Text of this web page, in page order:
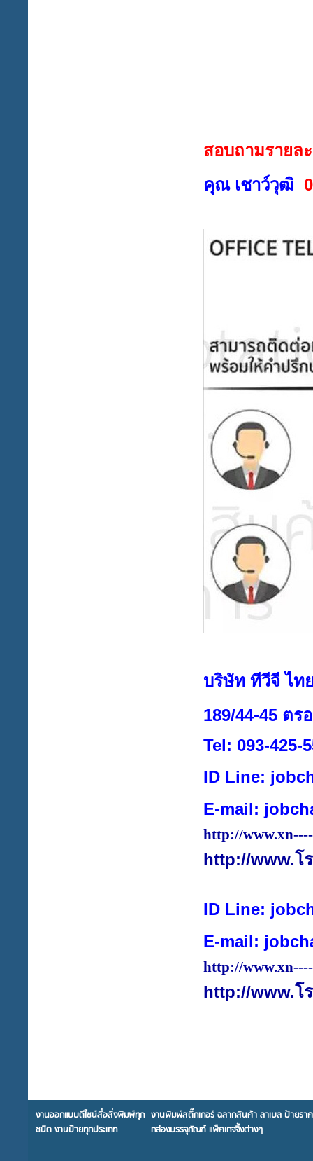
สอบถามรายล
คุณ เชาว์วุฒิ
บริษัท ทีวีจี ไท
189/44-45 ต
Tel: 093-425-
ID Line:
E-mail:
http://
http://www.โ
ID Line:
E-mail:
http://
http://www.โ
งานออกแบบดีไซน์สื่อสิ่งพิมพ์ทุก
ชนิด งานป้ายทุกประเภท
งานพิมพ์สติ๊กเกอร์ ฉลากสินค้า ลาเบล ป้ายรา
กล่องบรรจุภัณฑ์ แพ็คเกจจิ้งต่างๆ